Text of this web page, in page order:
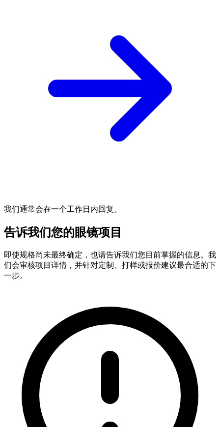
我们通常会在一个工作日内回复。
告诉我们您的眼镜项目
即使规格尚未最终确定，也请告诉我们您目前掌握的信息。我
们会审核项目详情，并针对定制、打样或报价建议最合适的下
一步。